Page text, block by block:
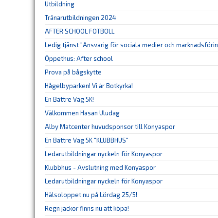
Utbildning
Tränarutbildningen 2024
AFTER SCHOOL FOTBOLL
Ledig tjänst "Ansvarig för sociala medier och
Öppethus: After school
Prova på bågskytte
Hågelbyparken! Vi är Botkyrka!
En Bättre Väg 5K!
Välkommen Hasan Uludag
Alby Matcenter huvudsponsor till Konyaspor
En Bättre Väg 5K "KLUBBHUS"
Ledarutbildningar nyckeln för Konyaspor
Klubbhus - Avslutning med Konyaspor
Ledarutbildningar nyckeln för Konyaspor
Hälsoloppet nu på Lördag 25/5!
Regn jackor finns nu att köpa!